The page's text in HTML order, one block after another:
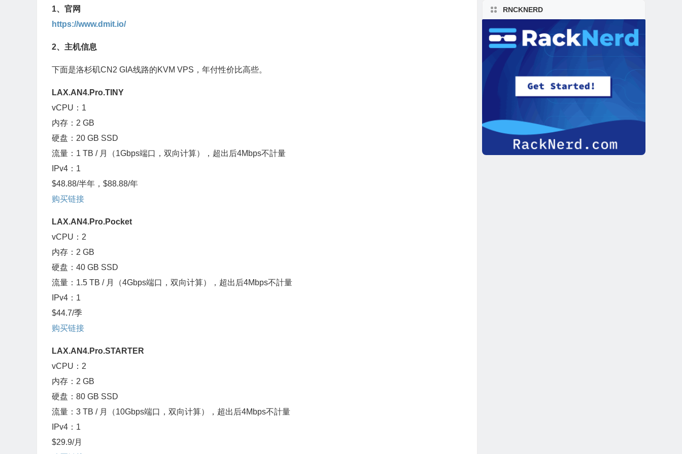
1、官网
https://www.dmit.io/
2、主机信息
下面是洛杉矶CN2 GIA线路的KVM VPS，年付性价比高些。
LAX.AN4.Pro.TINY
vCPU：1
内存：2 GB
硬盘：20 GB SSD
流量：1 TB / 月（1Gbps端口，双向计算），超出后4Mbps不計量
IPv4：1
$48.88/半年，$88.88/年
购买链接
LAX.AN4.Pro.Pocket
vCPU：2
内存：2 GB
硬盘：40 GB SSD
流量：1.5 TB / 月（4Gbps端口，双向计算），超出后4Mbps不計量
IPv4：1
$44.7/季
购买链接
LAX.AN4.Pro.STARTER
vCPU：2
内存：2 GB
硬盘：80 GB SSD
流量：3 TB / 月（10Gbps端口，双向计算），超出后4Mbps不計量
IPv4：1
$29.9/月
RNCKNERD